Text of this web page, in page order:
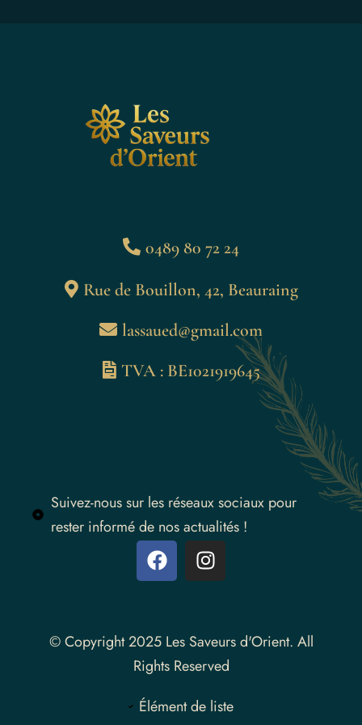
0489 80 72 24
Rue de Bouillon, 42, Beauraing
lassaued@gmail.com
TVA : BE1021919645
Suivez-nous sur les réseaux sociaux pour
rester informé de nos actualités !
© Copyright 2025 Les Saveurs d'Orient. All
Rights Reserved
Élément de liste
Instagram